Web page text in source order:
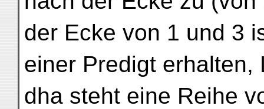
der Ecke von 1 und 3
einer Predigt erhalten,
dha steht eine Reihe